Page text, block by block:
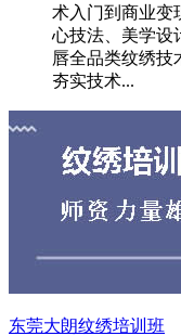
术入门到商业变
心技法、美学设
唇全品类纹绣技
夯实技术...
东莞大朗纹绣培训班